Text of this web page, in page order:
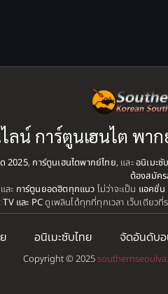
ลน์ การ์ตูนเฮนไต พ
2025, การ์ตูนเฮนไตพากย์ไทย, และอนิเมะ
ต้องสมัค
ละ การ์ตูนยอดฮิตทุกแนว ไม่ว่าจะเป็น แอคชั่น
และ PCดูเพลินได้ทุกที่ทุกเวลา เว็บเดียว
อนิเมะซับไทย จัดอันดับอ
Copyright © 2025